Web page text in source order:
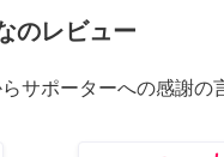
のレビュー
サポーターへの感謝の